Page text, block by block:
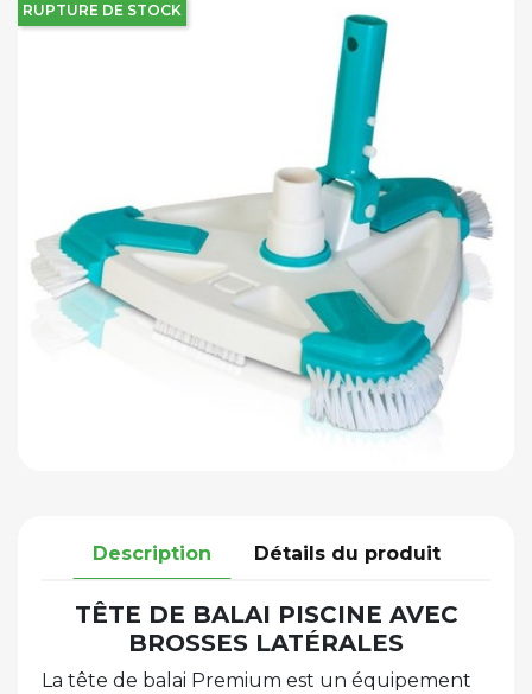
RUPTURE DE STOCK
Description Détails du produit
TÊTE DE BALAI PISCINE AVEC
BROSSES LATÉRALES
La tête de balai Premium est un équipement